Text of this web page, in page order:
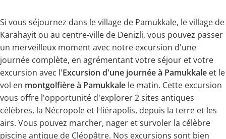
Si vous séjournez dans le village de Pamukkale, le village de
Karahayit ou au centre-ville de Denizli, vous pouvez passer
un merveilleux moment avec notre excursion d'une
journée complète, en agrémentant votre séjour et votre
excursion avec l'Excursion d'une journée à Pamukkale et le
vol en montgolfière à Pamukkale le matin. Cette excursion
vous offre l'opportunité d'explorer 2 sites antiques
célèbres, la Nécropole et Hiérapolis, depuis la terre et les
airs. Vous pouvez marcher, nager et survoler la célèbre
piscine antique de Cléopâtre. Nos excursions sont bien